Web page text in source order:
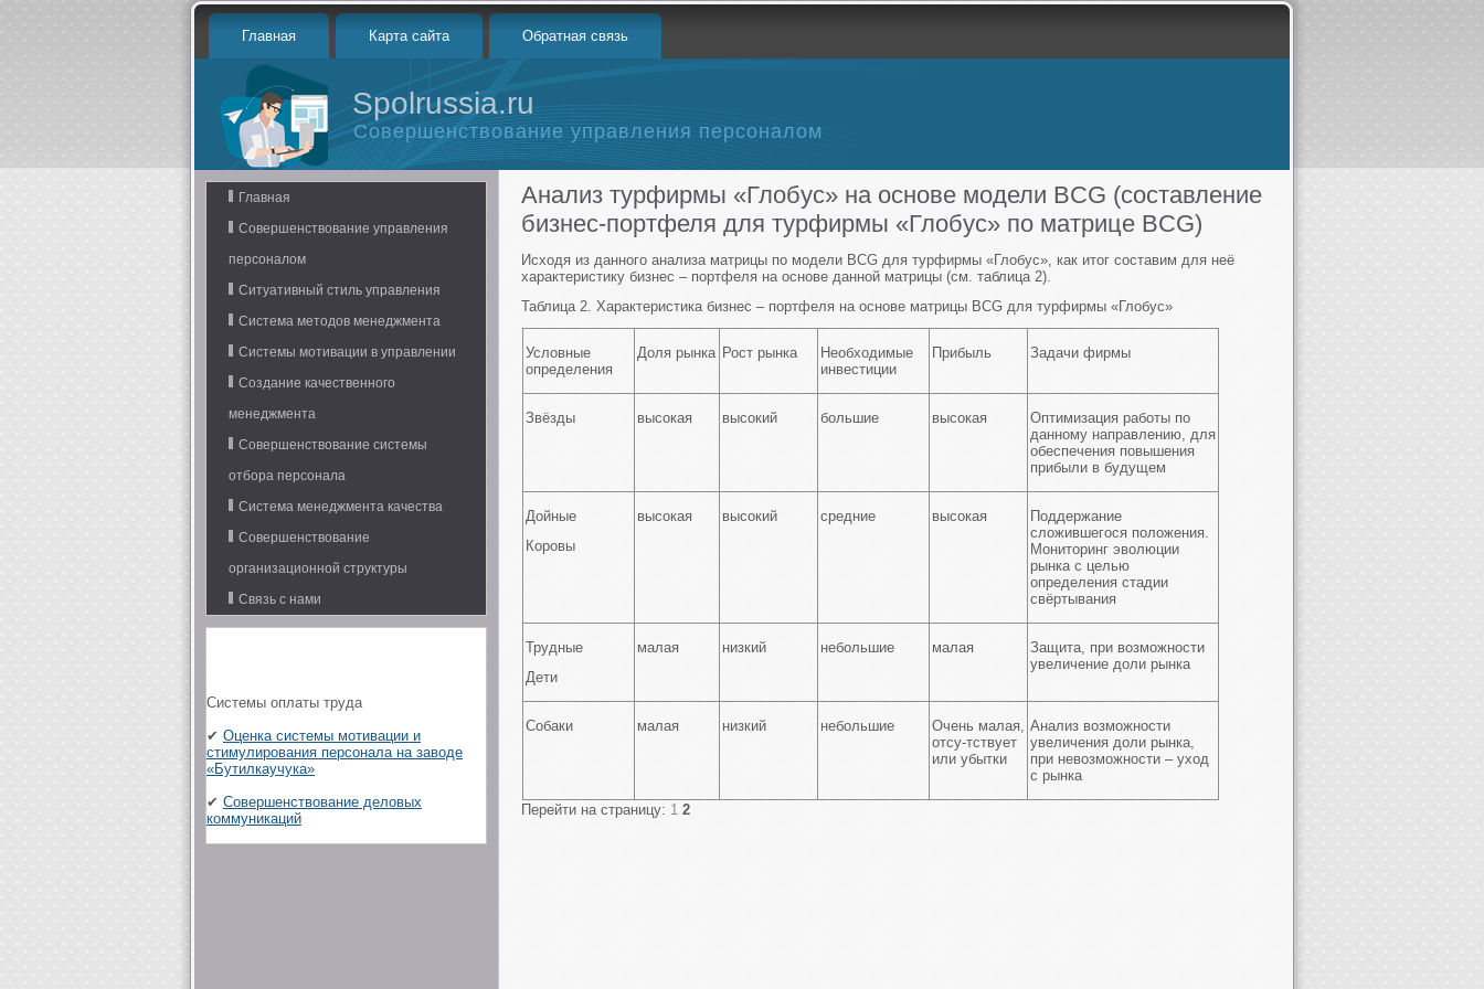
Главная Карта сайта Обратная связь
Spolrussia.ru
Совершенствование управления персоналом
Главная
Совершенствование управления
персоналом
Ситуативный стиль управления
Система методов менеджмента
Системы мотивации в управлении
Создание качественного
менеджмента
Совершенствование системы
отбора персонала
Система менеджмента качества
Совершенствование
организационной структуры
Связь с нами
Системы оплаты труда
✔ Оценка системы мотивации и
стимулирования персонала на заводе
«Бутилкаучука»
✔ Совершенствование деловых
коммуникаций
Анализ турфирмы «Глобус» на основе модели BCG (составление
бизнес-портфеля для турфирмы «Глобус» по матрице BCG)
Исходя из данного анализа матрицы по модели BCG для турфирмы «Глобус», как итог составим для неё
характеристику бизнес – портфеля на основе данной матрицы (см. таблица 2).
Таблица 2. Характеристика бизнес – портфеля на основе матрицы BCG для турфирмы «Глобус»
Условные
определения
Доля рынка Рост рынка
Необходимые
инвестиции
Прибыль Задачи фирмы
Звёзды высокая высокий большие высокая
Оптимизация работы по
данному направлению, для
обеспечения повышения
прибыли в будущем
Дойные
Коровы
высокая высокий средние высокая
Поддержание
сложившегося положения.
Мониторинг эволюции
рынка с целью
определения стадии
свёртывания
Трудные
Дети
малая низкий небольшие малая
Защита, при возможности
увеличение доли рынка
Собаки малая низкий небольшие
Очень малая,
отсу-тствует
или убытки
Анализ возможности
увеличения доли рынка,
при невозможности – уход
с рынка
Перейти на страницу: 1 2